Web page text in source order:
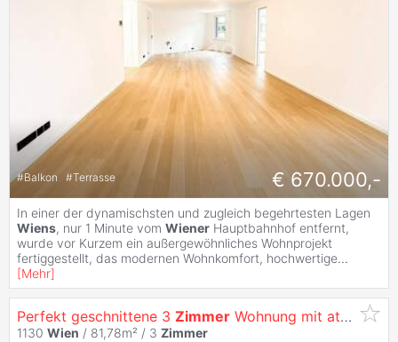
#Balkon #Terrasse € 670.000,-
In einer der dynamischsten und zugleich begehrtesten Lagen
Wiens, nur 1 Minute vom Wiener Hauptbahnhof entfernt,
wurde vor Kurzem ein außergewöhnliches Wohnprojekt
fertiggestellt, das modernen Wohnkomfort, hochwertige...
[Mehr]
Perfekt geschnittene 3 Zimmer Wohnung mit attraktivem
1130 Wien / 81,78m² / 3 Zimmer